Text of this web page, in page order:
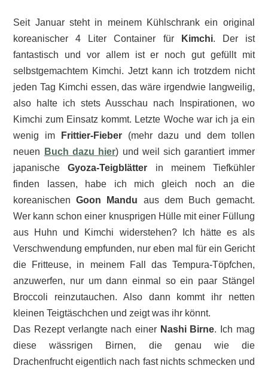
Seit Januar steht in meinem Kühlschrank ein original
koreanischer 4 Liter Container für
Kimchi. Der ist
fantastisch und vor allem ist er noch gut gefüllt mit
selbstgemachtem Kimchi. Jetzt kann ich trotzdem nicht
jeden Tag Kimchi essen, das wäre irgendwie langweilig,
also halte ich stets Ausschau nach Inspirationen, wo
Kimchi zum Einsatz kommt. Letzte Woche war ich ja ein
wenig im
Frittier-Fieber(mehr dazu und dem tollen
neuen
Buch dazu hier) und weil sich garantiert immer
japanischeGyoza-Teigblätter in meinem Tiefkühler
finden lassen, habe ich mich gleich noch an die
koreanischenGoon Mandu aus dem Buch gemacht.
Wer kann schon einer knusprigen Hülle mit einer Füllung
aus Huhn und Kimchi widerstehen? Ich hätte es als
Verschwendung empfunden, nur eben mal für ein Gericht
die Fritteuse, in meinem Fall das Tempura-Töpfchen,
anzuwerfen, nur um dann einmal so ein paar Stängel
Broccoli reinzutauchen. Also dann kommt ihr netten
kleinen Teigtäschchen und zeigt was ihr könnt.
Das Rezept verlangte nach einer Nashi Birne. Ich mag
diese wässrigen Birnen, die genau wie die
Drachenfrucht eigentlich nach fast nichts schmecken und